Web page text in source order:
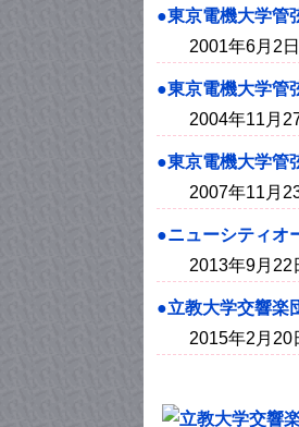
●東京電機大学管
2001年6月2
●東京電機大学管
2004年11月
●東京電機大学管
2007年11月
●ニューシティオ
2013年9月
●立教大学交響楽
2015年2月